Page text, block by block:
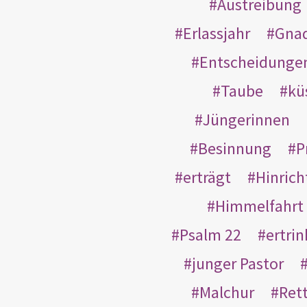
Austreibung
Erlassjahr
Taube
Jüngerinnen
Besinnung
erträgt
Himmelfahrt
Psalm 22
junger Pastor
Malchur